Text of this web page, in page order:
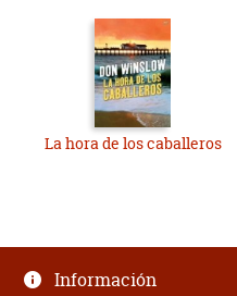
La hora de los caballeros
Información